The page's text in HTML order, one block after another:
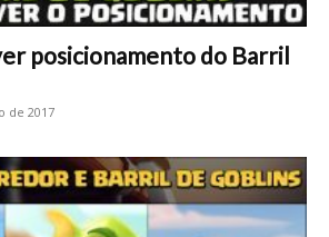
posicionamento do Barril
de 2017